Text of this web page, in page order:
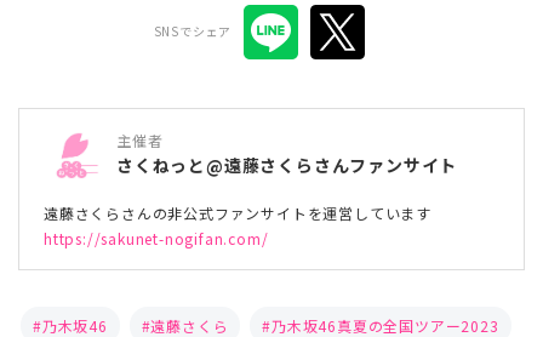
SNSでシェア
主催者
さくねっと@遠藤さくらさんファンサイト
遠藤さくらさんの非公式ファンサイトを運営しています
https://sakunet-nogifan.com/
乃木坂46 遠藤さくら 乃木坂46真夏の全国ツアー2023